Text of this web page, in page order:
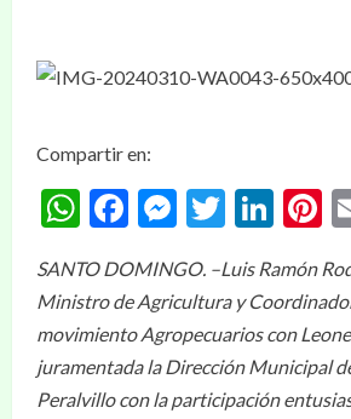
Compartir en:
WhatsApp
FacebookTwitter
SANTO DOMINGO. –Luis Ramón
Ministro de Agricultura y
movimiento Agropecuarios con
juramentada la Dirección Municipal
Peralvillo con la participación